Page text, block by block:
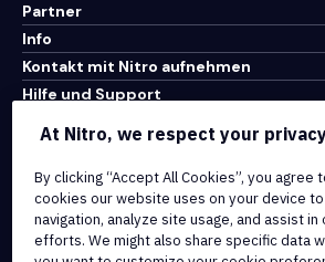
Partner
Info
Kontakt mit Nitro aufnehmen
Hilfe und Support
Nutzungsbedingungen
Cookie-Richtlinie
Copyright-Richtlinie
Alle Bedingungen und Richtlinien
At Nitro, we respect your
By clicking “Accept All Cookies”, you agree
cookies our website uses on your device
navigation, analyze site usage, and assist in
efforts. We might also share specific data